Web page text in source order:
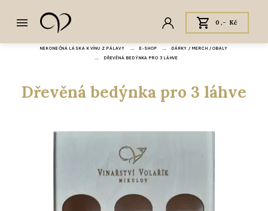
0,- Kč
NEKONEČNÁ LÁSKA K VÍNU Z PÁLAVY E‑SHOP DÁRKY / MERCH / OBALY
DŘEVĚNÁ BEDÝNKA PRO 3 LÁHVE
Dřevěná bedýnka pro 3 láhve